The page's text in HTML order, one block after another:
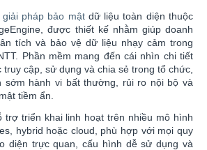
giải pháp bảo mậtdữ liệu toàn diện thuộc
được thiết kế nhằm giúp doanh
tích và bảo vệ dữ liệu nhạy cảm trong
Phần mềm mang đến cái nhìn chi tiết
cập, sử dụng và chia sẻ trong tổ chức,
sớm hành vi bất thường, rủi ro nội bộ và
tiềm ẩn.
trợ triển khai linh hoạt trên nhiều mô hình
hybrid hoặc cloud, phù hợp với mọi quy
diện trực quan, cấu hình dễ sử dụng và